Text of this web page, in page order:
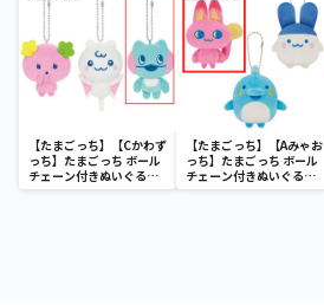
【たまごっち】【Cかわず
っち】たまごっち ボール
チェーン付きぬいぐるみ
～Tamagotchi
【たまごっち】【Aみゃお
っち】たまごっち ボール
チェーン付きぬいぐるみ
～Tamagotchi